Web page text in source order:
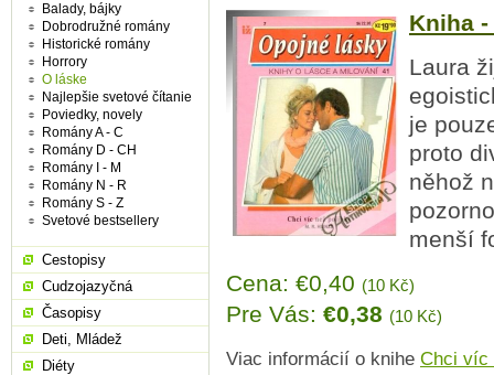
Kniha
Laura
je
proto
něhož
menší
Cena: €0,40 (10 Kč)
Pre Vás: €0,38 (10 Kč)
Viac informácií o knihe Chci víc
Balady, bájky
Dobrodružné romány
Historické romány
Horrory
O láske
Najlepšie svetové čítanie
Poviedky, novely
Romány A - C
Romány D - CH
Romány I - M
Romány N - R
Romány S - Z
Svetové bestsellery
Cestopisy
Cudzojazyčná
Časopisy
Deti, Mládež
Diéty